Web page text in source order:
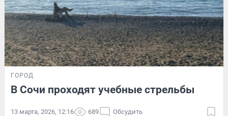
ГОРОД
В Сочи проходят учебные стрельбы
13 марта, 2026, 12:16 689 Обсудить